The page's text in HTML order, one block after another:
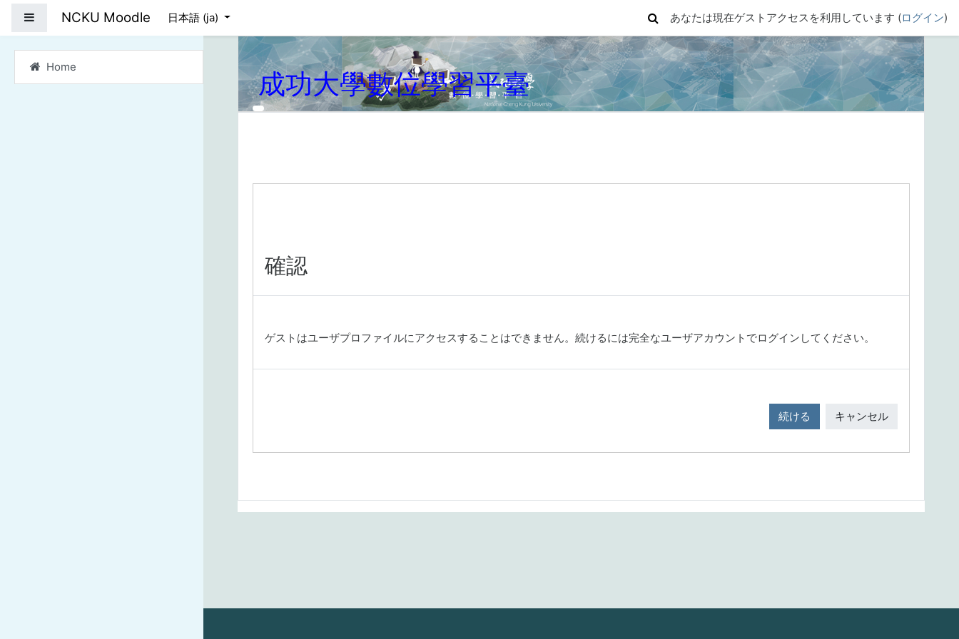
サイドパネル
Home
NCKU Moodle 日本語 ‎(ja)‎ あなたは現在ゲストアクセスを利用しています (ログイン)
成功大學數位學習平臺
確認
ゲストはユーザプロファイルにアクセスすることはできません。続けるには完全なユーザアカウントでログインしてください。
続ける キャンセル